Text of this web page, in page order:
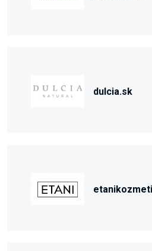
dulcia.sk